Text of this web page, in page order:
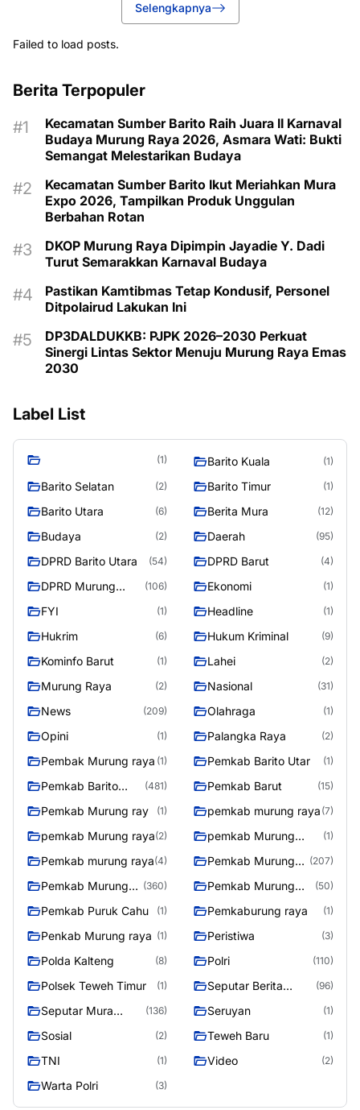
Selengkapnya
Failed to load posts.
Berita Terpopuler
Kecamatan Sumber Barito Raih Juara II Karnaval
Budaya Murung Raya 2026, Asmara Wati: Bukti
Semangat Melestarikan Budaya
Kecamatan Sumber Barito Ikut Meriahkan Mura
Expo 2026, Tampilkan Produk Unggulan
Berbahan Rotan
DKOP Murung Raya Dipimpin Jayadie Y. Dadi
Turut Semarakkan Karnaval Budaya
Pastikan Kamtibmas Tetap Kondusif, Personel
Ditpolairud Lakukan Ini
DP3DALDUKKB: PJPK 2026–2030 Perkuat
Sinergi Lintas Sektor Menuju Murung Raya Emas
2030
Label List
(1) Barito Kuala (1)
Barito Selatan (2) Barito Timur (1)
Barito Utara (6) Berita Mura (12)
Budaya (2) Daerah (95)
DPRD Barito Utara (54) DPRD Barut (4)
DPRD Murung
(106) Ekonomi (1)
FYI (1) Headline (1)
Hukrim (6) Hukum Kriminal (9)
Kominfo Barut (1) Lahei (2)
Murung Raya (2) Nasional (31)
News (209) Olahraga (1)
Opini (1) Palangka Raya (2)
Pembak Murung raya (1) Pemkab Barito Utar (1)
Pemkab Barito
(481) Pemkab Barut (15)
Pemkab Murung ray (1) pemkab murung raya (7)
pemkab Murung raya(2)
pemkab Murung
(1)
Pemkab murung raya(4)
Pemkab Murung
(207)
Pemkab Murung
(360)
Pemkab Murung
(50)
Pemkab Puruk Cahu (1) Pemkaburung raya (1)
Penkab Murung raya (1) Peristiwa (3)
Polda Kalteng (8) Polri (110)
Polsek Teweh Timur (1)
Seputar Berita
(96)
Seputar Mura
(136) Seruyan (1)
Sosial (2) Teweh Baru (1)
TNI (1) Video (2)
Warta Polri (3)